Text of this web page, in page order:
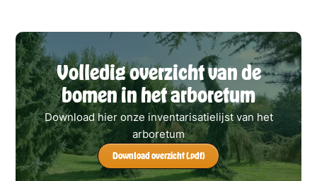
Volledig overzicht van de
bomen in het arboretum
Download hier onze inventarisatielijst van het
arboretum
Download overzicht (.pdf)